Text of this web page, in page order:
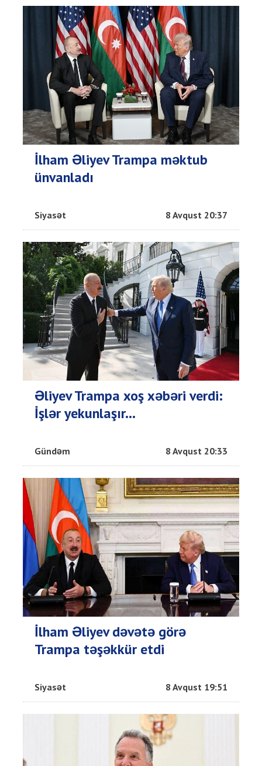
İlham Əliyev Trampa məktub
ünvanladı
Siyasət 8 Avqust 20:37
Əliyev Trampa xoş xəbəri verdi:
İşlər yekunlaşır...
Gündəm 8 Avqust 20:33
İlham Əliyev dəvətə görə
Trampa təşəkkür etdi
Siyasət 8 Avqust 19:51